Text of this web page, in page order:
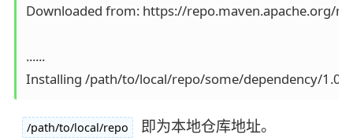
Downloaded from: https://repo.maven.apache.org/
......
/path/to/local/repo 即为本地仓库地址。